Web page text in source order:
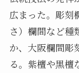
広まった。彫刻
さ）欄間など種
か、大阪欄間彫
る。紫檀や黒檀